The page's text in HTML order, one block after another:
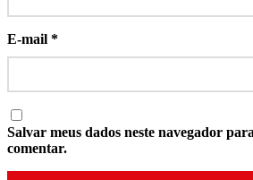
E-mail *
Salvar meus dados neste navegador
comentar.